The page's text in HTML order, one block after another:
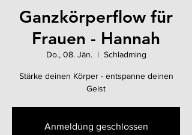
Ganzkörperflow für
Frauen - Hannah
Do., 08. Jän.
  |
Schladming
Stärke deinen Körper - entspanne deinen
Geist
Anmeldung geschlossen